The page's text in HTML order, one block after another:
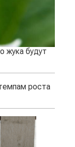
жука будут
роста